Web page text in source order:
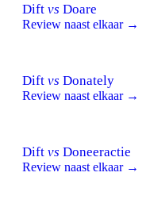
Dift vs Doare
Review naast elkaar →
Dift vs Donately
Review naast elkaar →
Dift vs Doneeractie
Review naast elkaar →